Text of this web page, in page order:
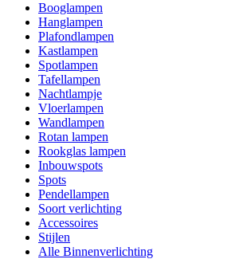
Booglampen
Hanglampen
Plafondlampen
Kastlampen
Spotlampen
Tafellampen
Nachtlampje
Vloerlampen
Wandlampen
Rotan lampen
Rookglas lampen
Inbouwspots
Spots
Pendellampen
Soort verlichting
Accessoires
Stijlen
Alle Binnenverlichting